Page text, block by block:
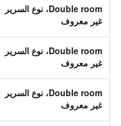
Double room، نوع السرير
غير معروف
Double room، نوع السرير
غير معروف
Double room، نوع السرير
غير معروف